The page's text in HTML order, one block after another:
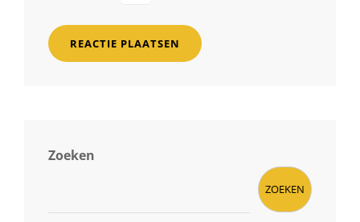
Zoeken
ZOEKEN